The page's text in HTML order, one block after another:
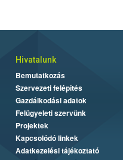
Hivatalunk
Bemutatkozás
Szervezeti felépítés
Gazdálkodási adatok
Felügyeleti szervünk
Projektek
Kapcsolódó linkek
Adatkezelési tájékoztató